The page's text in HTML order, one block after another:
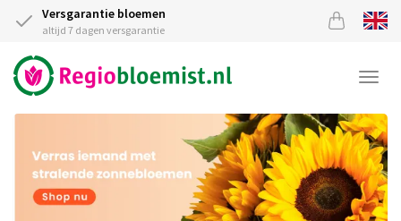
Versgarantie bloemen
altijd 7 dagen versgarantie